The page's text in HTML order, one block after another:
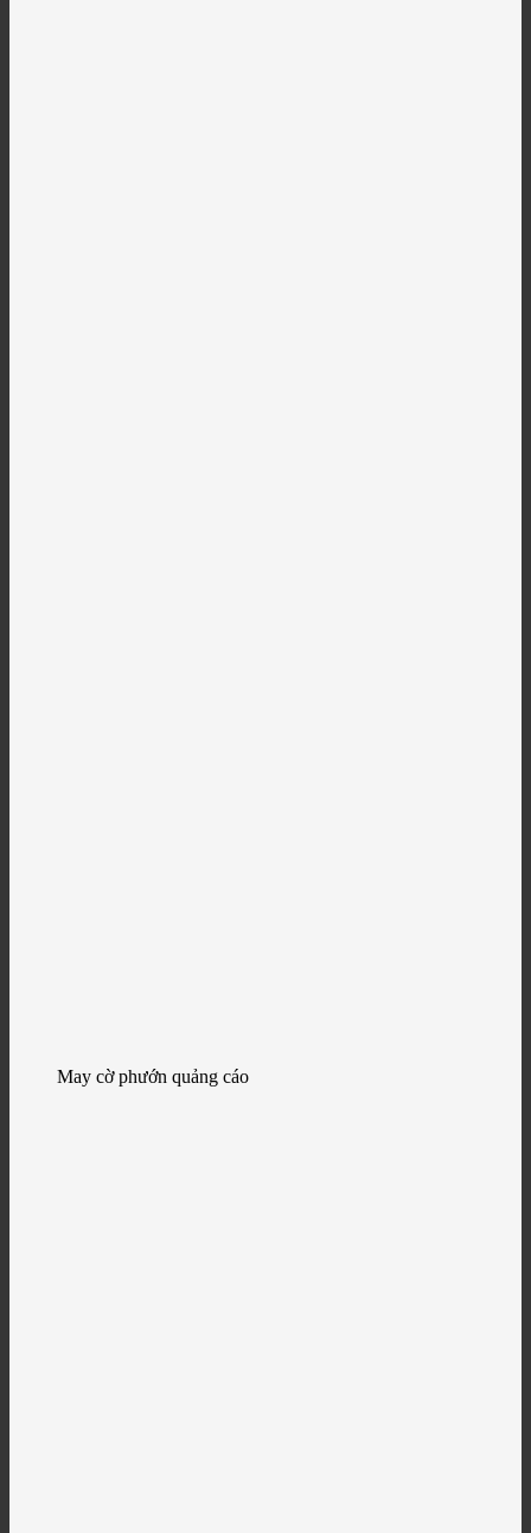
May cờ phướn quảng cáo